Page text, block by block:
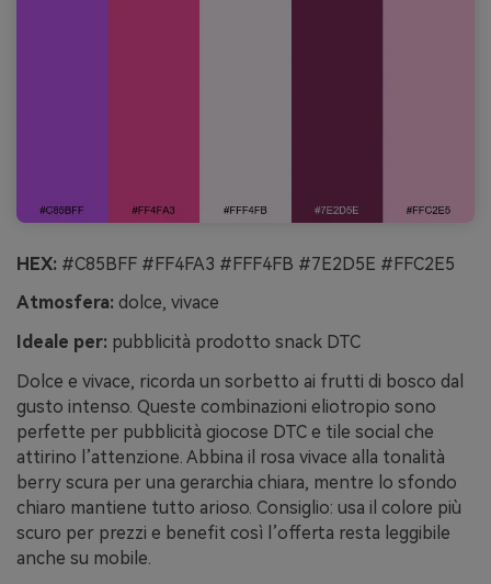
HEX: #C85BFF #FF4FA3 #FFF4FB #7E2D5E #FFC2E5
Atmosfera: dolce, vivace
Ideale per: pubblicità prodotto snack DTC
Dolce e vivace, ricorda un sorbetto ai frutti di bosco dal
gusto intenso. Queste combinazioni eliotropio sono
perfette per pubblicità giocose DTC e tile social che
attirino l’attenzione. Abbina il rosa vivace alla tonalità
berry scura per una gerarchia chiara, mentre lo sfondo
chiaro mantiene tutto arioso. Consiglio: usa il colore più
scuro per prezzi e benefit così l’offerta resta leggibile
anche su mobile.